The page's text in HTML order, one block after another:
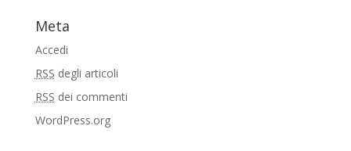
Meta
Accedi
RSS degli articoli
RSS dei commenti
WordPress.org